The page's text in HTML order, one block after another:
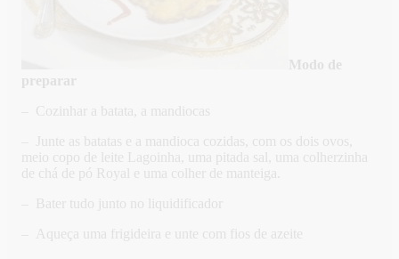
Modo de
preparar
– Cozinhar a batata, a mandiocas
– Junte as batatas e a mandioca cozidas, com os dois ovos,
meio copo de leite Lagoinha, uma pitada sal, uma colherzinha
de chá de pó Royal e uma colher de manteiga.
– Bater tudo junto no liquidificador
– Aqueça uma frigideira e unte com fios de azeite